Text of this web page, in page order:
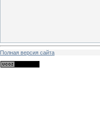
Полная версия сайта